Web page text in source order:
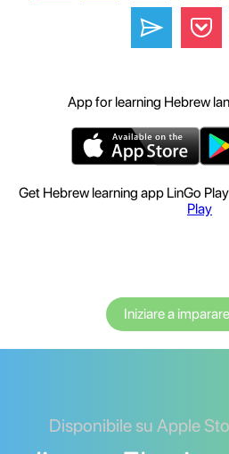
App for learning Hebrew
Get Hebrew learning app LinGo
Play
Iniziare a
Disponibile su Apple